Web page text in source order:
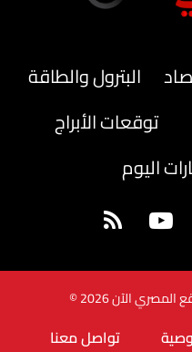
البترول والطاقة
توقعات الأبراج
اليوم
الآن 2026 ©
تواصل معنا